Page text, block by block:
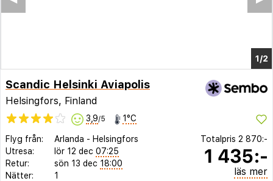
Scandic Helsinki Aviapolis
Helsingfors, Finland
3,9/5 1°C
Flyg från: Arlanda - Helsingfors
Utresa:
lör 12 dec 07:25
Retur:
sön 13 dec 18:00
Nätter:
1
Totalpris 2 870:-
1 435:-
läs mer